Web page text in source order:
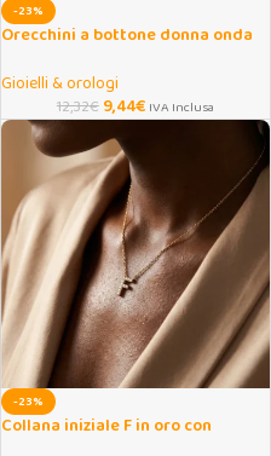
-23%
Orecchini a bottone donna onda
Gioielli & orologi
12,32€ 9,44€ IVA Inclusa
-23%
Collana iniziale F in oro con